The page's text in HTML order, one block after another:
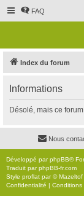
FAQ
Index du forum
Informations
Désolé, mais ce
Nous
Développé parphpBB®
Traduit parphpBB-fr.com
Style proflat par ©Mazeltof
Confidentialité | Conditions